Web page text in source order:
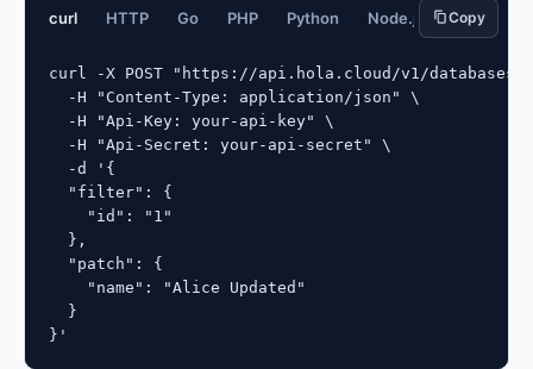
curl HTTP Go PHP Python Node.js JavaScript
Copy
curl -X POST "https://api.hola.cloud/v1/
  -H "Content-Type: application/json" \
  -H "Api-Key: your-api-key" \
  -H "Api-Secret: your-api-secret" \
  -d '{
  "filter": {
    "id": "1"
  },
  "patch": {
    "name": "Alice Updated"
  }
}'